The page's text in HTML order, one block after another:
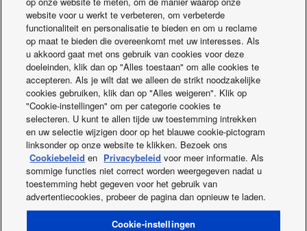
ECOi-W capaciteiten
* Prestaties met standaard ventilatoren. Voor de reeks 45-
125, geluidsprestaties zonder gebruik van stille optie.
Facebook Instagram Youtube
LinkedIn
Neem contact met ons op
website voor u werkt te verbeteren, om verbeterde
functionaliteit en personalisatie te bieden en om u reclame
op maat te bieden die overeenkomt met uw interesses. Als
u akkoord gaat met ons gebruik van cookies voor deze
doeleinden, klik dan op "Alles toestaan" om alle cookies te
accepteren. Als je wilt dat we alleen de strikt noodzakelijke
cookies gebruiken, klik dan op "Alles weigeren". Klik op
"Cookie-instellingen" om per categorie cookies te
selecteren. U kunt te allen tijde uw toestemming intrekken
en uw selectie wijzigen door op het blauwe cookie-pictogram
linksonder op onze website te klikken. Bezoek ons
Cookiebeleid en Privacybeleid voor meer informatie. Als
sommige functies niet correct worden weergegeven nadat u
toestemming hebt gegeven voor het gebruik van
advertentiecookies, probeer de pagina dan opnieuw te laden.
Cookie-instellingen